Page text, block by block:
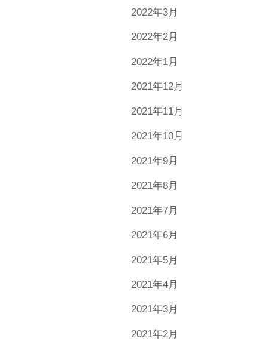
2022年3月
2022年2月
2022年1月
2021年12月
2021年11月
2021年10月
2021年9月
2021年8月
2021年7月
2021年6月
2021年5月
2021年4月
2021年3月
2021年2月